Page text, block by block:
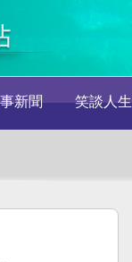
新聞 笑談人生